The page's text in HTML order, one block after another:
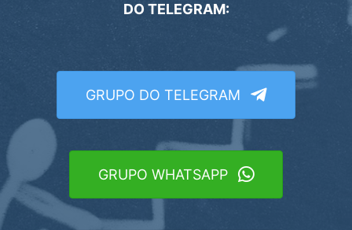
DO TELEGRAM:
GRUPO DO TELEGRAM
GRUPO WHATSAPP